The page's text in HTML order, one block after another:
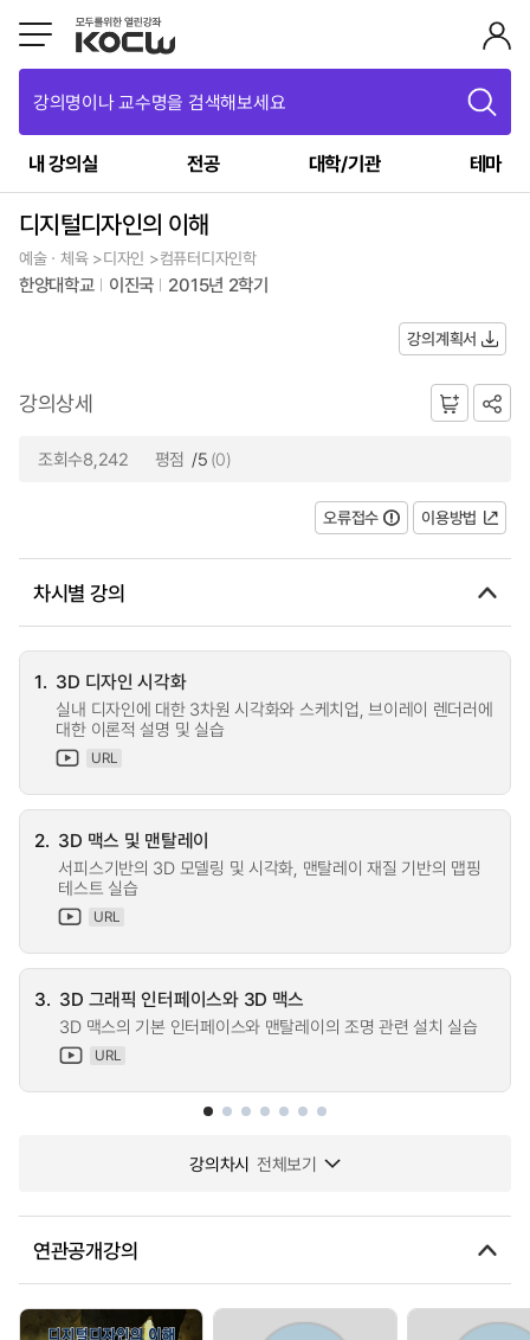
강의명이나 교수명을 검색해보세요
내 강의실 전공 대학/기관 테마
디지털디자인의 이해
예술ㆍ체육 >디자인 >컴퓨터디자인학
한양대학교 이진국 2015년 2학기
강의계획서
강의상세
조회수8,242 평점 /5 (0)
오류접수 이용방법
차시별 강의
1. 3D 디자인 시각화
실내 디자인에 대한 3차원 시각화와 스케치업, 브이레이 렌더러에
대한 이론적 설명 및 실습
URL
2. 3D 맥스 및 맨탈레이
서피스기반의 3D 모델링 및 시각화, 맨탈레이 재질 기반의 맵핑
테스트 실습
URL
3. 3D 그래픽 인터페이스와 3D 맥스
3D 맥스의 기본 인터페이스와 맨탈레이의 조명 관련 설치 실습
URL
강의차시 전체보기
연관공개강의